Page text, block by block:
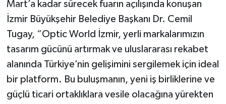
Mart’a kadar sürecek fuarın açılışında konuşan
İzmir Büyükşehir Belediye Başkanı Dr. Cemil
Tugay, “Optic World İzmir, yerli markalarımızın
tasarım gücünü artırmak ve uluslararası rekabet
alanında Türkiye’nin gelişimini sergilemek için ideal
bir platform. Bu buluşmanın, yeni iş birliklerine ve
güçlü ticari ortaklıklara vesile olacağına yürekten